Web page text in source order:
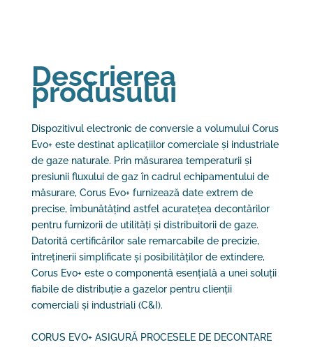
Descrierea
produsului
Dispozitivul electronic de conversie a volumului Corus
Evo+ este destinat aplicațiilor comerciale și industriale
de gaze naturale. Prin măsurarea temperaturii și
presiunii fluxului de gaz în cadrul echipamentului de
măsurare, Corus Evo+ furnizează date extrem de
precise, îmbunătățind astfel acuratețea decontărilor
pentru furnizorii de utilități și distribuitorii de gaze.
Datorită certificărilor sale remarcabile de precizie,
întreținerii simplificate și posibilităților de extindere,
Corus Evo+ este o componentă esențială a unei soluții
fiabile de distribuție a gazelor pentru clienții
comerciali și industriali (C&I).
CORUS EVO+ ASIGURĂ PROCESELE DE DECONTARE